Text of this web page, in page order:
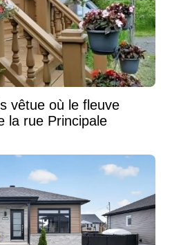
vêtue où le fleuve
la rue Principale